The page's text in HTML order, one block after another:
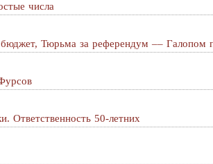
числа
Тюрьма за референдум –– Галопом
Ответственность 50-летних